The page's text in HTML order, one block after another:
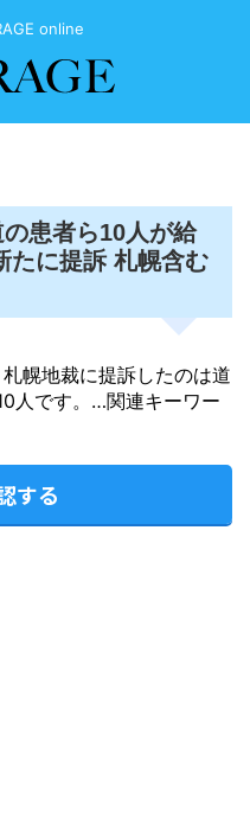
online
の患者ら10人が給
たに提訴 札幌含む
札幌地裁に提訴したのは道
人です。…関連キーワー
する